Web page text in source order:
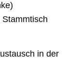
in der